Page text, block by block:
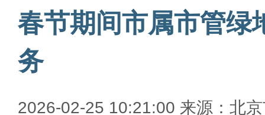
春节期间市属市管绿
务
2026-02-25 10:21:00 来源：北